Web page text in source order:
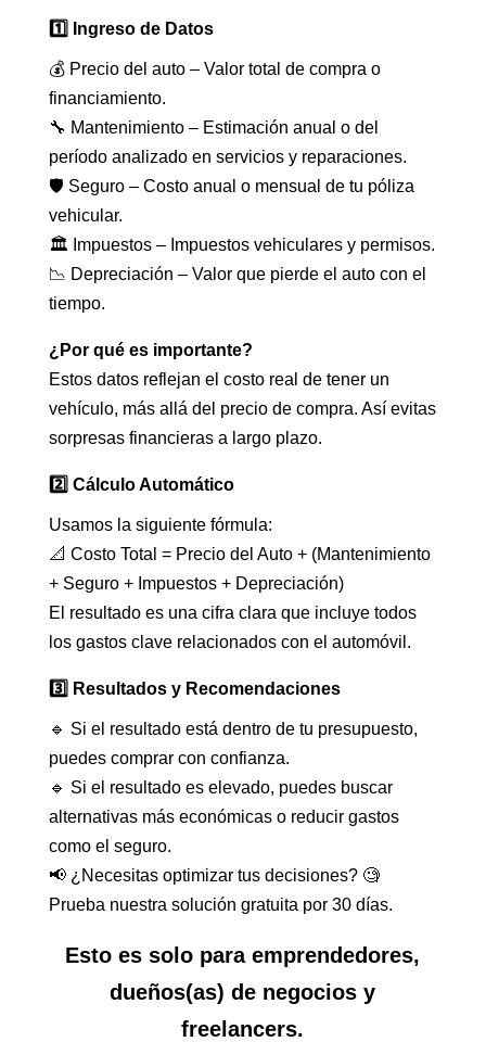
1️⃣ Ingreso de Datos
💰 Precio del auto – Valor total de compra o
financiamiento.
🔧 Mantenimiento – Estimación anual o del
período analizado en servicios y reparaciones.
🛡️ Seguro – Costo anual o mensual de tu póliza
vehicular.
🏛️ Impuestos – Impuestos vehiculares y permisos.
📉 Depreciación – Valor que pierde el auto con el
tiempo.
¿Por qué es importante?
Estos datos reflejan el costo real de tener un
vehículo, más allá del precio de compra. Así evitas
sorpresas financieras a largo plazo.
2️⃣ Cálculo Automático
Usamos la siguiente fórmula:
📐 Costo Total = Precio del Auto + (Mantenimiento
+ Seguro + Impuestos + Depreciación)
El resultado es una cifra clara que incluye todos
los gastos clave relacionados con el automóvil.
3️⃣ Resultados y Recomendaciones
🔹 Si el resultado está dentro de tu presupuesto,
puedes comprar con confianza.
🔹 Si el resultado es elevado, puedes buscar
alternativas más económicas o reducir gastos
como el seguro.
📢 ¿Necesitas optimizar tus decisiones? 🧐
Prueba nuestra solución gratuita por 30 días.
Esto es solo para emprendedores,
dueños(as) de negocios y
freelancers.